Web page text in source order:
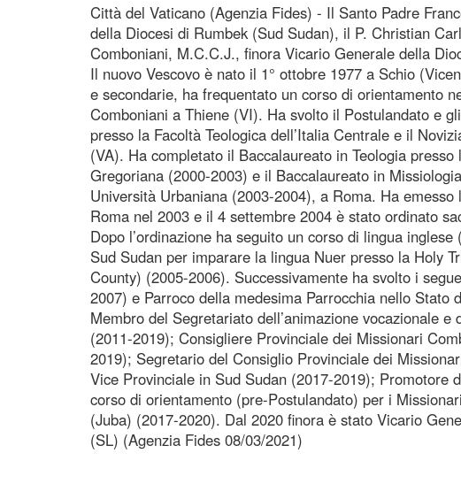
Città del Vaticano (Agenzia Fides) - Il Santo Padre
della Diocesi di Rumbek (Sud Sudan), il P. Christian
Comboniani, M.C.C.J., finora Vicario Generale della
Il nuovo Vescovo è nato il 1° ottobre 1977 a Schio
e secondarie, ha frequentato un corso di orientamento
Comboniani a Thiene (VI). Ha svolto il Postulandato e
presso la Facoltà Teologica dell’Italia Centrale e il
(VA). Ha completato il Baccalaureato in Teologia
Gregoriana (2000-2003) e il Baccalaureato in
Università Urbaniana (2003-2004), a Roma. Ha
Roma nel 2003 e il 4 settembre 2004 è stato ordinato
Dopo l’ordinazione ha seguito un corso di lingua
Sud Sudan per imparare la lingua Nuer presso la Holy
County) (2005-2006). Successivamente ha svolto i
2007) e Parroco della medesima Parrocchia nello Stato
Membro del Segretariato dell’animazione vocazionale e
(2011-2019); Consigliere Provinciale dei Missionari
2019); Segretario del Consiglio Provinciale dei
Vice Provinciale in Sud Sudan (2017-2019); Promotore
corso di orientamento (pre-Postulandato) per i
(Juba) (2017-2020). Dal 2020 finora è stato Vicario
(SL) (Agenzia Fides 08/03/2021)